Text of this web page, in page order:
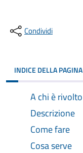
Condividi
INDICE DELLA PAGINA
A chi è rivolto
Descrizione
Come fare
Cosa serve